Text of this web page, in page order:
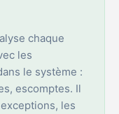
chaque
les
le système :
escomptes. Il
les